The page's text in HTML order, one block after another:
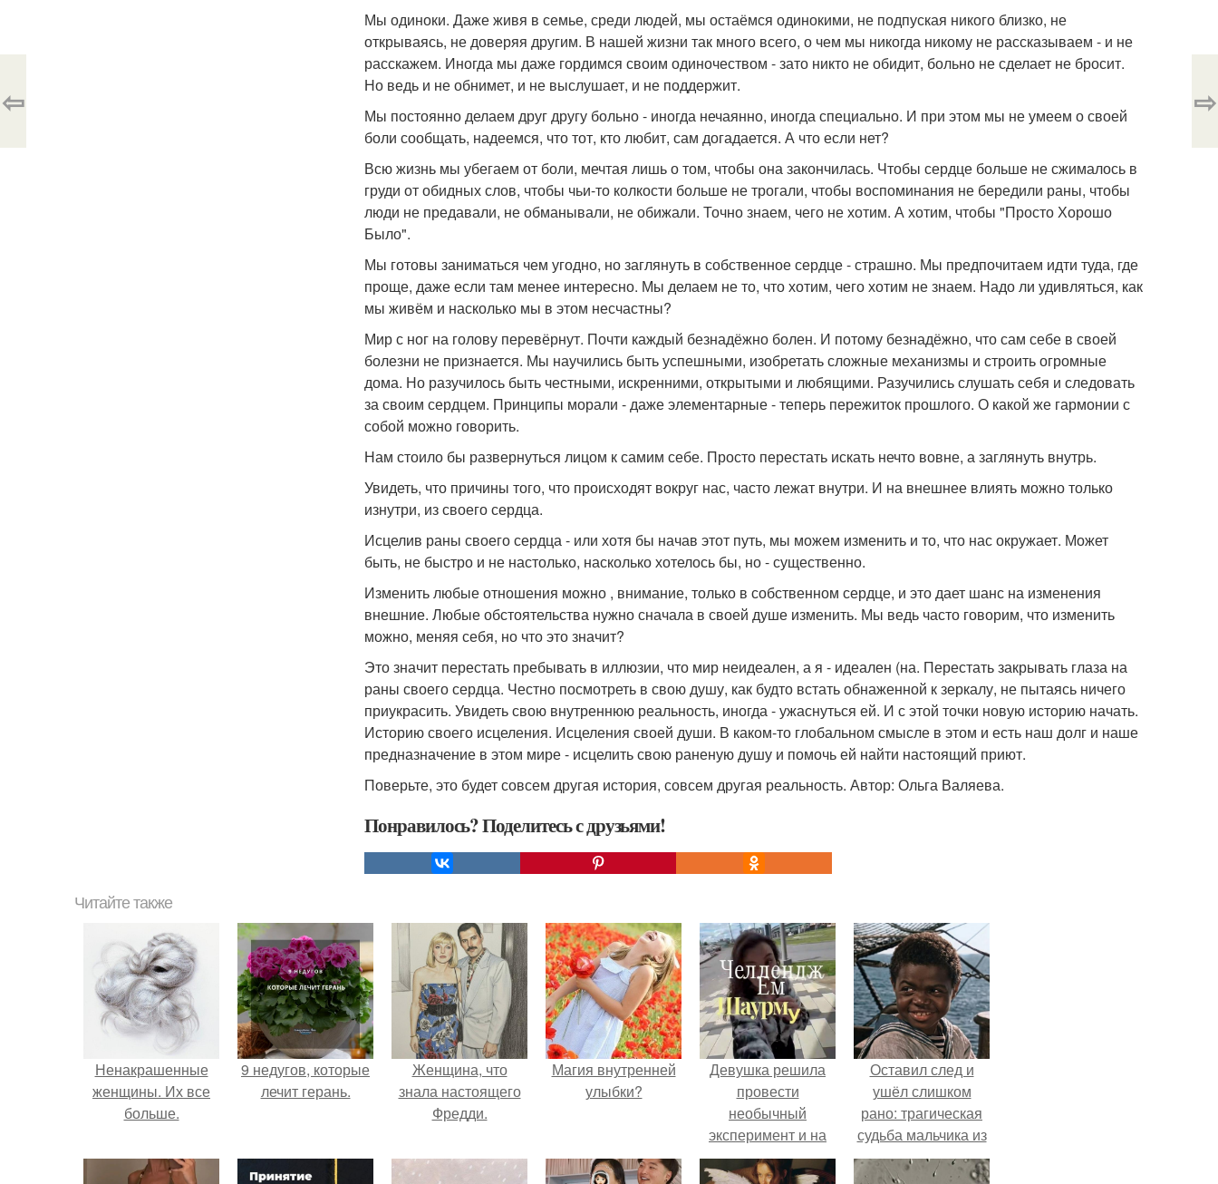
Мы одиноки. Даже живя в семье, среди людей, мы остаёмся одинокими, не подпуская никого близко, не
открываясь, не доверяя другим. В нашей жизни так много всего, о чем мы никогда никому не рассказываем - и не
расскажем. Иногда мы даже гордимся своим одиночеством - зато никто не обидит, больно не сделает не бросит.
Но ведь и не обнимет, и не выслушает, и не поддержит.
Мы постоянно делаем друг другу больно - иногда нечаянно, иногда специально. И при этом мы не умеем о своей
боли сообщать, надеемся, что тот, кто любит, сам догадается. А что если нет?
Всю жизнь мы убегаем от боли, мечтая лишь о том, чтобы она закончилась. Чтобы сердце больше не сжималось в
груди от обидных слов, чтобы чьи-то колкости больше не трогали, чтобы воспоминания не бередили раны, чтобы
люди не предавали, не обманывали, не обижали. Точно знаем, чего не хотим. А хотим, чтобы "Просто Хорошо
Было".
Мы готовы заниматься чем угодно, но заглянуть в собственное сердце - страшно. Мы предпочитаем идти туда, где
проще, даже если там менее интересно. Мы делаем не то, что хотим, чего хотим не знаем. Надо ли удивляться, как
мы живём и насколько мы в этом несчастны?
Мир с ног на голову перевёрнут. Почти каждый безнадёжно болен. И потому безнадёжно, что сам себе в своей
болезни не признается. Мы научились быть успешными, изобретать сложные механизмы и строить огромные
дома. Но разучилось быть честными, искренними, открытыми и любящими. Разучились слушать себя и следовать
за своим сердцем. Принципы морали - даже элементарные - теперь пережиток прошлого. О какой же гармонии с
собой можно говорить.
Нам стоило бы развернуться лицом к самим себе. Просто перестать искать нечто вовне, а заглянуть внутрь.
Увидеть, что причины того, что происходят вокруг нас, часто лежат внутри. И на внешнее влиять можно только
изнутри, из своего сердца.
Исцелив раны своего сердца - или хотя бы начав этот путь, мы можем изменить и то, что нас окружает. Может
быть, не быстро и не настолько, насколько хотелось бы, но - существенно.
Изменить любые отношения можно , внимание, только в собственном сердце, и это дает шанс на изменения
внешние. Любые обстоятельства нужно сначала в своей душе изменить. Мы ведь часто говорим, что изменить
можно, меняя себя, но что это значит?
Это значит перестать пребывать в иллюзии, что мир неидеален, а я - идеален (на. Перестать закрывать глаза на
раны своего сердца. Честно посмотреть в свою душу, как будто встать обнаженной к зеркалу, не пытаясь ничего
приукрасить. Увидеть свою внутреннюю реальность, иногда - ужаснуться ей. И с этой точки новую историю начать.
Историю своего исцеления. Исцеления своей души. В каком-то глобальном смысле в этом и есть наш долг и наше
предназначение в этом мире - исцелить свою раненую душу и помочь ей найти настоящий приют.
Поверьте, это будет совсем другая история, совсем другая реальность. Автор: Ольга Валяева.
Понравилось? Поделитесь с друзьями!
⇦ ⇨
Читайте также
Ненакрашенные
женщины. Их все
больше.
9 недугов, которые
лечит герань.
Женщина, что
знала настоящего
Фредди.
Магия внутренней
улыбки?
Девушка решила
провести
необычный
эксперимент и на
протяжении 30
дней питалась
Оставил след и
ушёл слишком
рано: трагическая
судьба мальчика из
фильма
"Максимка".